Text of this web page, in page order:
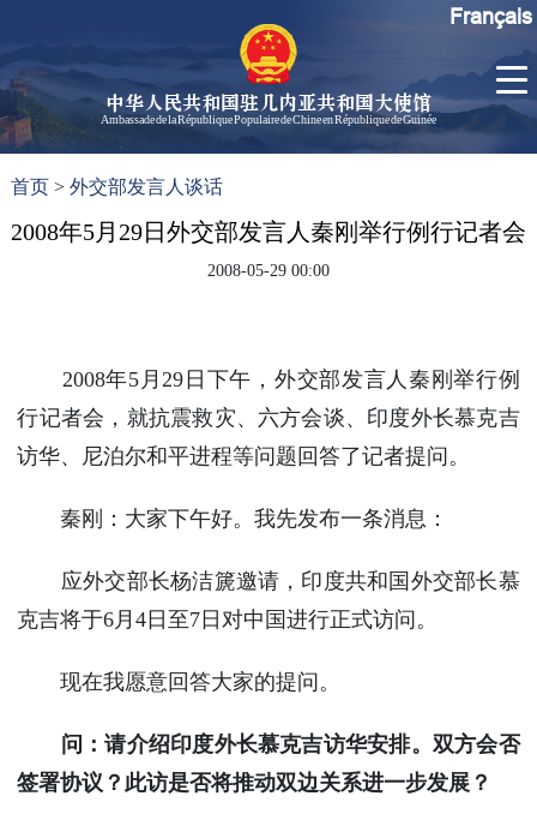
中华人民共和国驻几内亚共和国大使馆
Ambassade de la République Populaire de Chine en République de Guinée
大使信
孙勇大
使简历
中国历
任驻几
息
使馆领
联系方
式
几
Français
首页 >外交部发言人谈话
2008年5月29日外交部发言人秦刚举行例行记者会
2008-05-29 00:00
2008年5月29日下午，外交部发言人秦刚举行例
行记者会，就抗震救灾、六方会谈、印度外长慕克吉
访华、尼泊尔和平进程等问题回答了记者提问。
秦刚：大家下午好。我先发布一条消息：
应外交部长杨洁篪邀请，印度共和国外交部长慕
克吉将于6月4日至7日对中国进行正式访问。
现在我愿意回答大家的提问。
问：请介绍印度外长慕克吉访华安排。双方会否
签署协议？此访是否将推动双边关系进一步发展？